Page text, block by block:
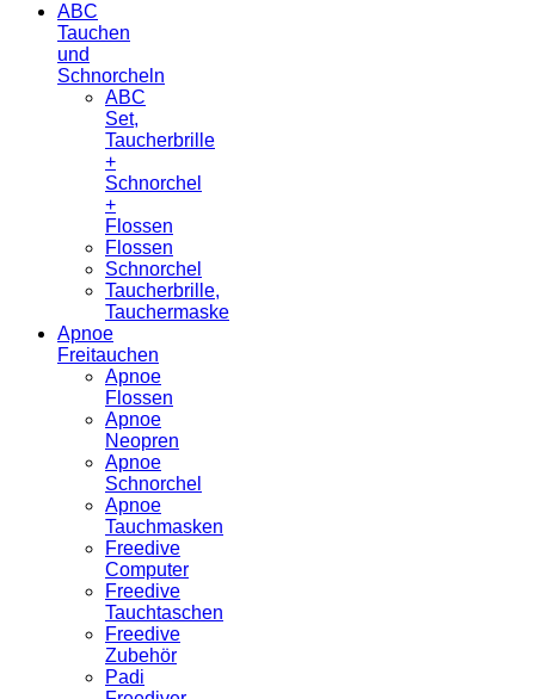
ABC
Tauchen
und
Schnorcheln
ABC
Set,
Taucherbrille
+
Schnorchel
+
Flossen
Flossen
Schnorchel
Taucherbrille,
Tauchermaske
Apnoe
Freitauchen
Apnoe
Flossen
Apnoe
Neopren
Apnoe
Schnorchel
Apnoe
Tauchmasken
Freedive
Computer
Freedive
Tauchtaschen
Freedive
Zubehör
Padi